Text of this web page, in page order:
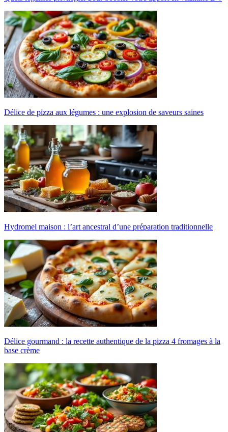
Délice de pizza aux légumes : une explosion de saveurs saines
Hydromel maison : l’art ancestral d’une préparation traditionnelle
Délice gourmand : la recette authentique de la pizza 4 fromages à la
base crème